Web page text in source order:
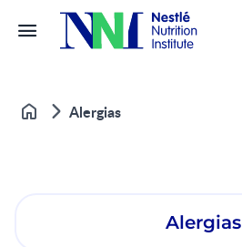
Home Alergias
Alergias